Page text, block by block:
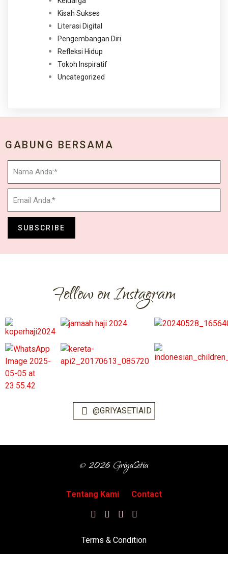
Kisah Sukses
Literasi Digital
Pengembangan Diri
Refleksi Hidup
Tokoh Inspiratif
Uncategorized
GABUNG BERSAMA
SUBSCRIBE
Follow on Instagram
@GRIYASETIAID
© 2026 GriyaSetia
Tentang Kami Contact
Terms & Condition